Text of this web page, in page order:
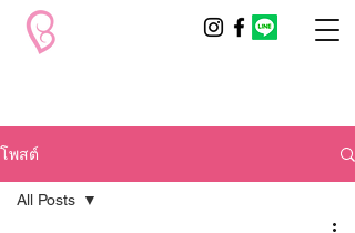
โพสต์
All Posts